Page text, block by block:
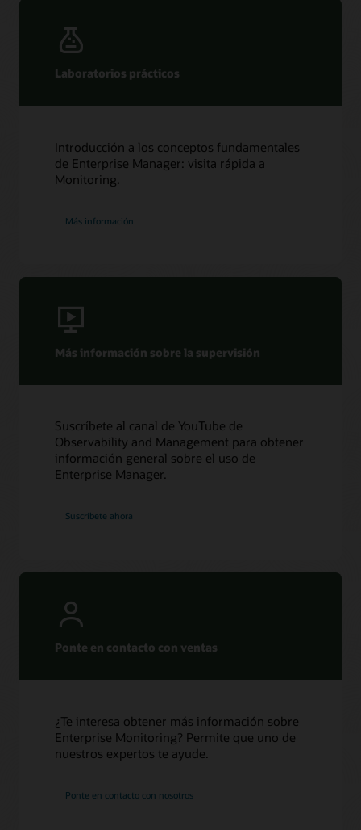
Laboratorios prácticos
Introducción a los conceptos fundamentales
de Enterprise Manager: visita rápida a
Monitoring.
Más información
Más información sobre la supervisión
Suscríbete al canal de YouTube de
Observability and Management para obtener
información general sobre el uso de
Enterprise Manager.
Suscríbete ahora
Ponte en contacto con ventas
¿Te interesa obtener más información sobre
Enterprise Monitoring? Permite que uno de
nuestros expertos te ayude.
Ponte en contacto con nosotros